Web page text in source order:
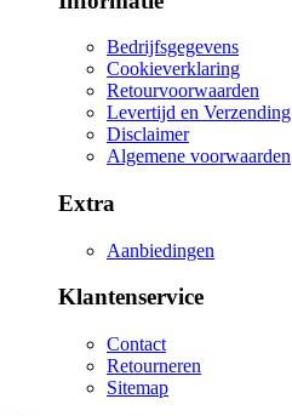
Bedrijfsgegevens
Cookieverklaring
Retourvoorwaarden
Levertijd en Verzending
Disclaimer
Algemene voorwaarden
Extra
Aanbiedingen
Klantenservice
Contact
Retourneren
Sitemap